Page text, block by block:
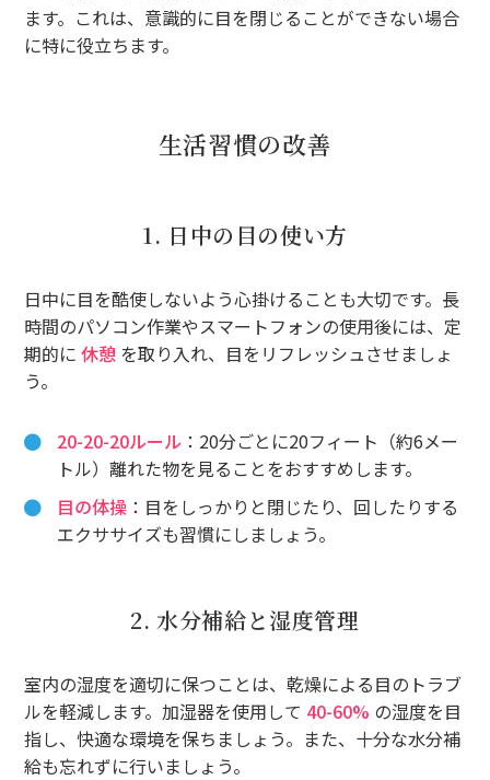
ます。これは、意識的に目を閉じることができない場合
に特に役立ちます。
生活習慣の改善
1. 日中の目の使い方
日中に目を酷使しないよう心掛けることも大切です。長
時間のパソコン作業やスマートフォンの使用後には、定
期的に休憩 を取り入れ、目をリフレッシュさせましょ
う。
20-20-20ルール ：20分ごとに20フィート（約6メー
トル）離れた物を見ることをおすすめします。
目の体操 ：目をしっかりと閉じたり、回したりする
エクササイズも習慣にしましょう。
2. 水分補給と湿度管理
室内の湿度を適切に保つことは、乾燥による目のトラブ
ルを軽減します。加湿器を使用して 40-60% の湿度を目
指し、快適な環境を保ちましょう。また、十分な水分補
給も忘れずに行いましょう。